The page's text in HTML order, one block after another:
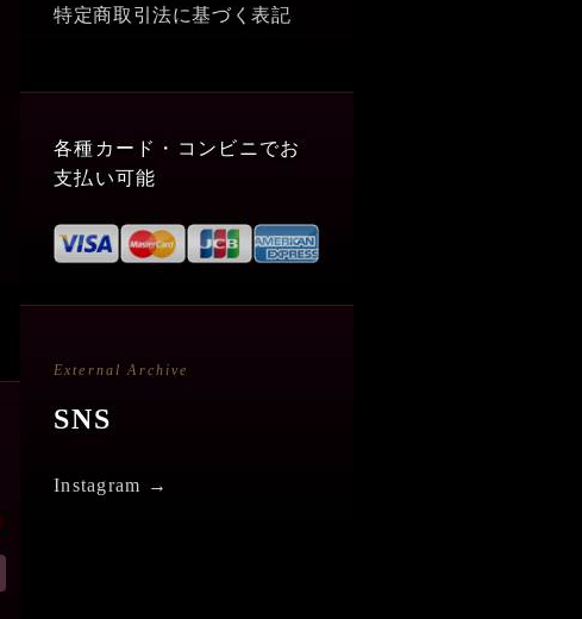
特定商取引法に基づく表記
各種カード・コンビニでお
支払い可能
External Archive
SNS
Instagram →